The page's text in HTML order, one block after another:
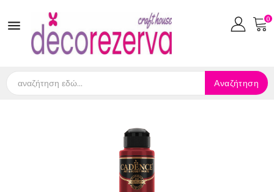
 0
Αναζήτηση